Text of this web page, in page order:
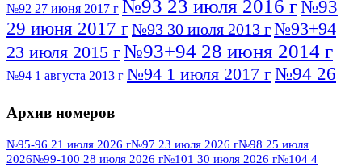
№92 27 июня 2017 г №93 23 июля 2016 г№93
29 июня 2017 г№93 30 июля 2013 г№93+94
23 июля 2015 г№93+94 28 июня 2014 г
№94 1 августа 2013 г №94 1 июля 2017 г№94 26
№95 7 августа 2012 г
№95 28 июля 2016 г№95+96 3 августа
Архив номеров
№95-96 21 июля 2026 г№97 23 июля 2026 г№98 25 июля
2026№99-100 28 июля 2026 г№101 30 июля 2026 г№104 4